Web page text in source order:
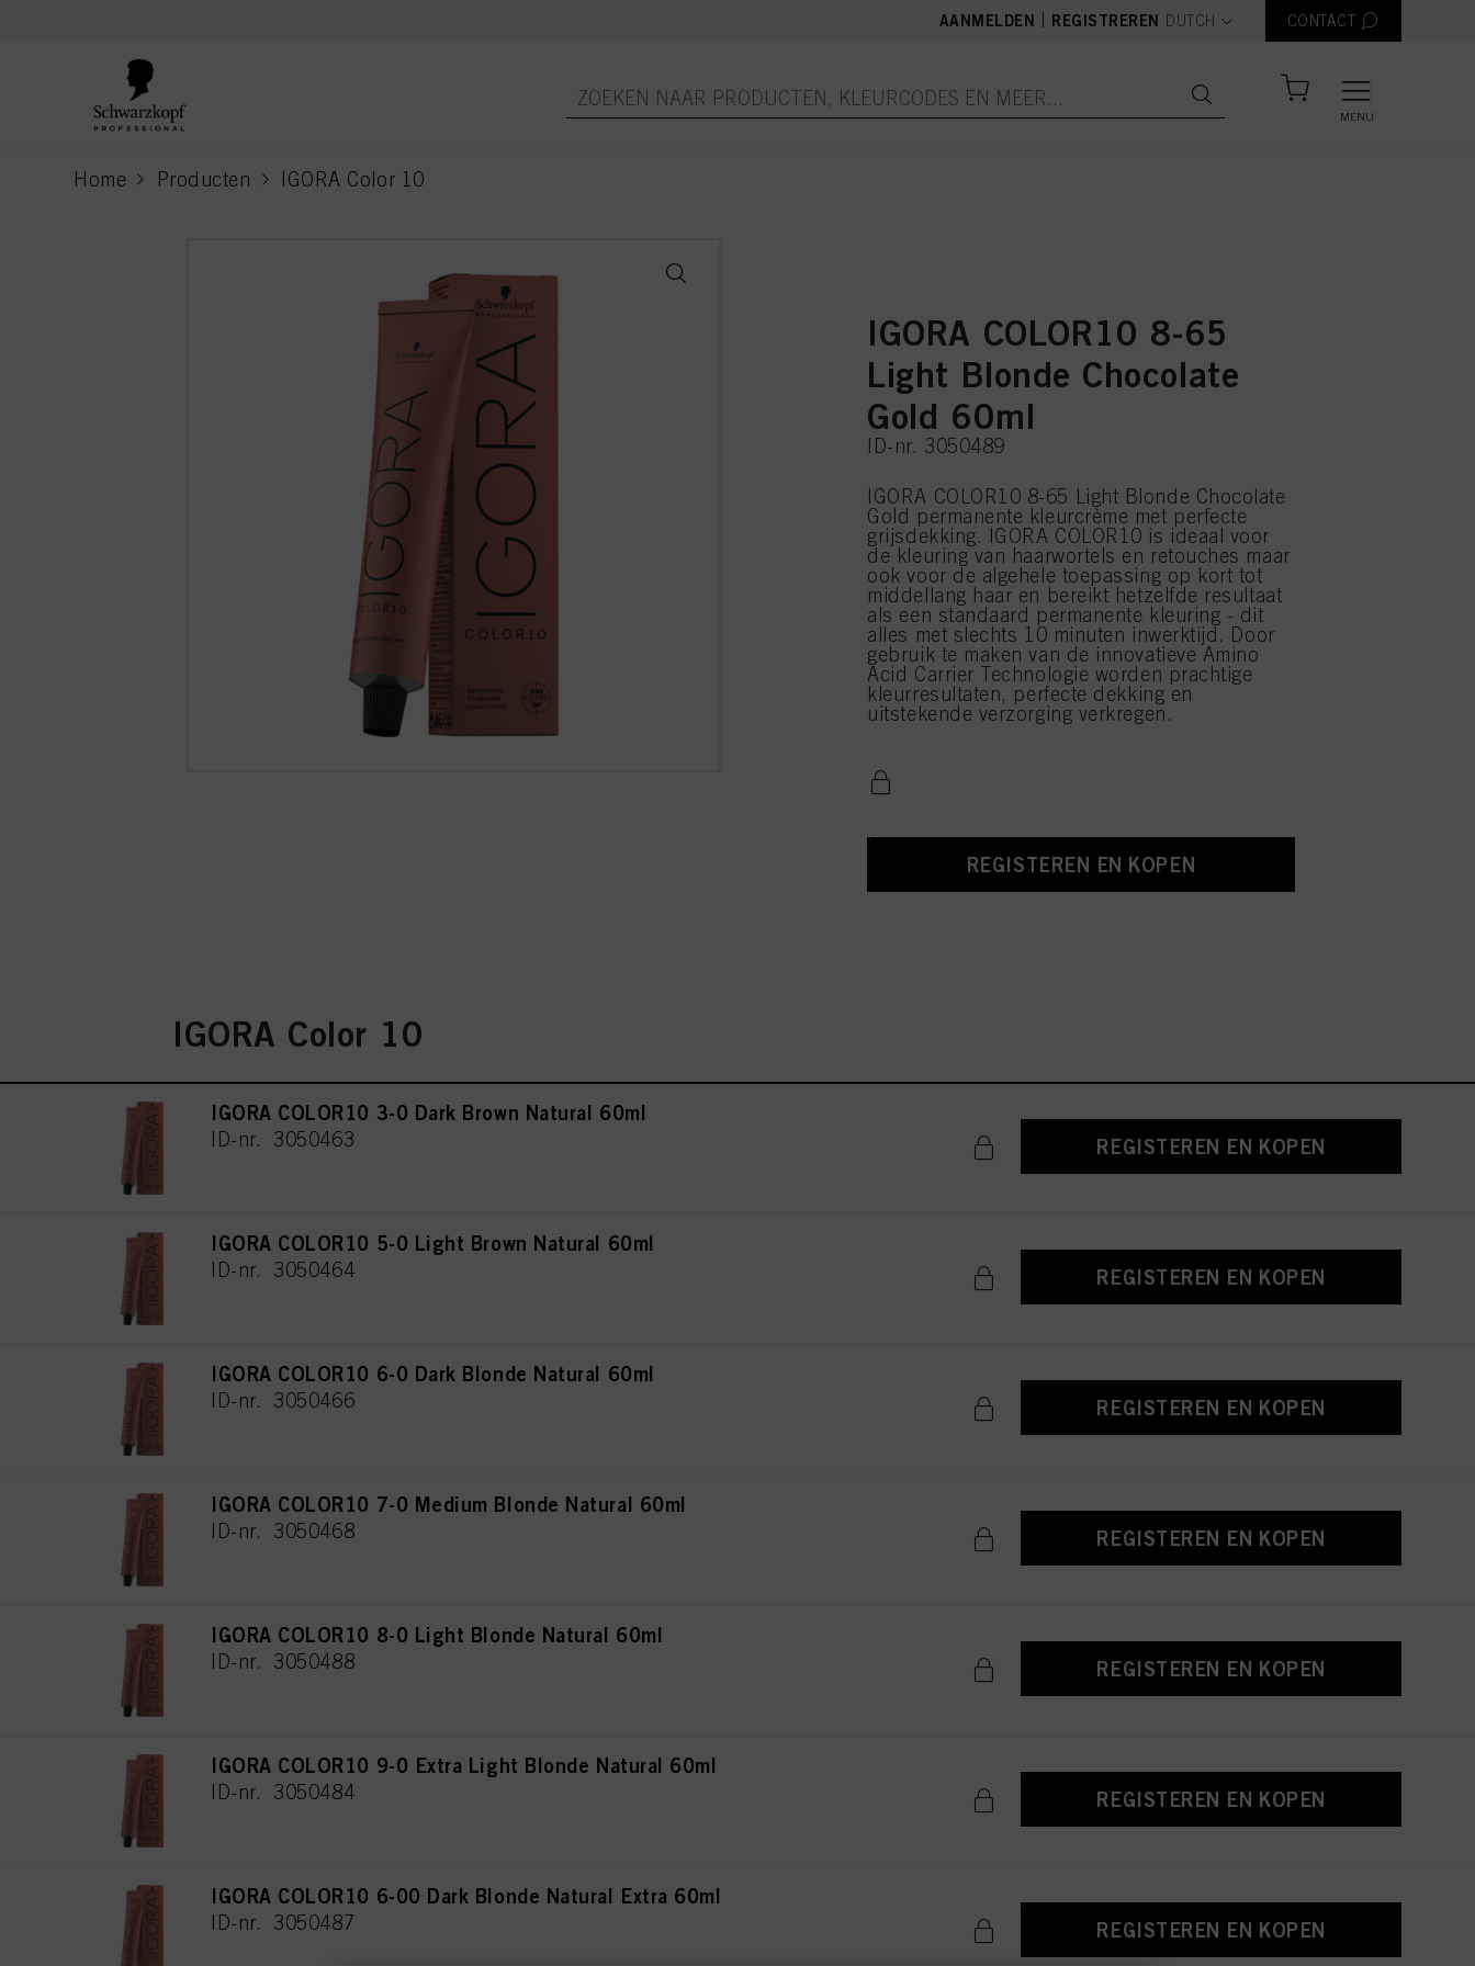
AANMELDEN REGISTREREN text.language
DUTCH CONTACT
MENU
Home Producten IGORA Color 10
current page
IGORA COLOR10 8-65
Light Blonde Chocolate
Gold 60ml
ID-nr. 3050489
IGORA COLOR10 8-65 Light Blonde Chocolate
Gold permanente kleurcrème met perfecte
grijsdekking. IGORA COLOR10 is ideaal voor
de kleuring van haarwortels en retouches maar
ook voor de algehele toepassing op kort tot
middellang haar en bereikt hetzelfde resultaat
als een standaard permanente kleuring - dit
alles met slechts 10 minuten inwerktijd. Door
gebruik te maken van de innovatieve Amino
Acid Carrier Technologie worden prachtige
kleurresultaten, perfecte dekking en
uitstekende verzorging verkregen.
REGISTEREN EN KOPEN
IGORA Color 10
IGORA COLOR10 3-0 Dark Brown Natural 60ml
ID-nr. 3050463 REGISTEREN EN KOPEN
IGORA COLOR10 5-0 Light Brown Natural 60ml
ID-nr. 3050464 REGISTEREN EN KOPEN
IGORA COLOR10 6-0 Dark Blonde Natural 60ml
ID-nr. 3050466 REGISTEREN EN KOPEN
IGORA COLOR10 7-0 Medium Blonde Natural 60ml
ID-nr. 3050468 REGISTEREN EN KOPEN
IGORA COLOR10 8-0 Light Blonde Natural 60ml
ID-nr. 3050488 REGISTEREN EN KOPEN
IGORA COLOR10 9-0 Extra Light Blonde Natural 60ml
ID-nr. 3050484 REGISTEREN EN KOPEN
IGORA COLOR10 6-00 Dark Blonde Natural Extra 60ml
ID-nr. 3050487 REGISTEREN EN KOPEN